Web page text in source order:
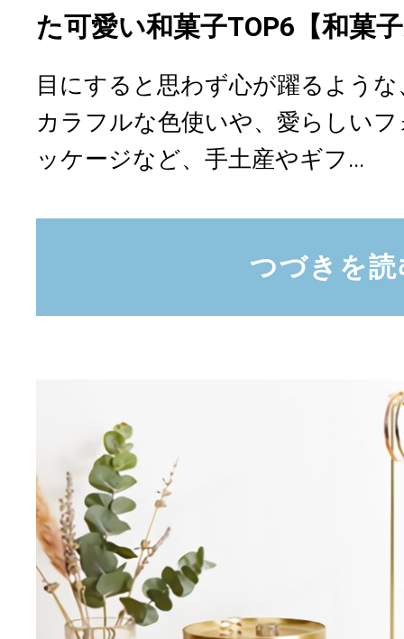
た可愛い和菓子TOP6【和菓
目にすると思わず心が躍るよう
カラフルな色使いや、愛らしい
ッケージなど、手土産やギフ...
つづきを読